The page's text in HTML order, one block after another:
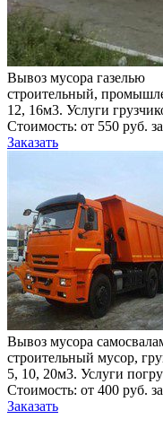
Вывоз мусора газелью
строительный,
12, 16м3. Услуги
Стоимость: от 550 руб.
Заказать
Вывоз мусора
строительный мусор,
5, 10, 20м3. Услуги
Стоимость: от 400 руб.
Заказать